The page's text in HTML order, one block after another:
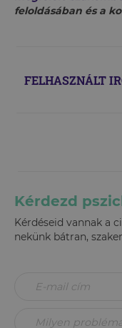
feloldásában és a
FELHASZNÁLT
Kérdezd
Kérdéseid vannak a
nekünk bátran,